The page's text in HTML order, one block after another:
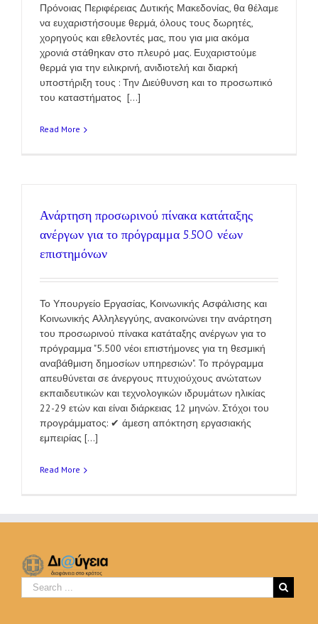
Πρόνοιας Περιφέρειας Δυτικής Μακεδονίας, θα θέλαμε
να ευχαριστήσουμε θερμά, όλους τους δωρητές,
χορηγούς και εθελοντές μας, που για μια ακόμα
χρονιά στάθηκαν στο πλευρό μας. Ευχαριστούμε
θερμά για την ειλικρινή, ανιδιοτελή και διαρκή
υποστήριξη τους : Την Διεύθυνση και το προσωπικό
του καταστήματος [...]
Read More
Ανάρτηση προσωρινού πίνακα κατάταξης
ανέργων για το πρόγραμμα 5.500 νέων
επιστημόνων
Το Υπουργείο Εργασίας, Κοινωνικής Ασφάλισης και
Κοινωνικής Αλληλεγγύης, ανακοινώνει την ανάρτηση
του προσωρινού πίνακα κατάταξης ανέργων για το
πρόγραμμα "5.500 νέοι επιστήμονες για τη θεσμική
αναβάθμιση δημοσίων υπηρεσιών". To πρόγραμμα
απευθύνεται σε άνεργους πτυχιούχους ανώτατων
εκπαιδευτικών και τεχνολογικών ιδρυμάτων ηλικίας
22-29 ετών και είναι διάρκειας 12 μηνών. Στόχοι του
προγράμματος: ✔ άμεση απόκτηση εργασιακής
εμπειρίας [...]
Read More